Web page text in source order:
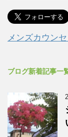
メンズカウン
ブログ新着記事一